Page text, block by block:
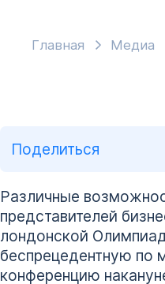
Главная Медиа
Поделиться
Различные
представителей
лондонской
беспрецедентную по
конференцию